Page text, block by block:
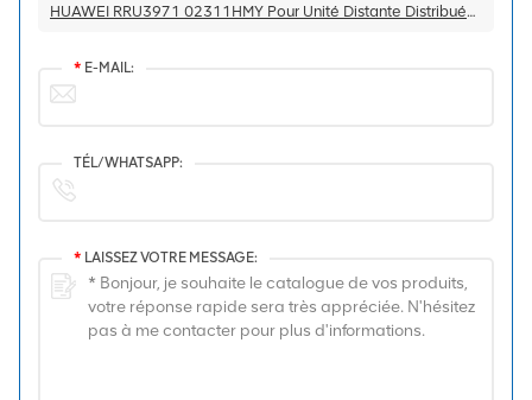
HUAWEI RRU3971 02311HMY Pour Unité Distante Distribuée Multimode 1800 MHz
* E-MAIL:
TÉL/WHATSAPP:
* LAISSEZ VOTRE MESSAGE: